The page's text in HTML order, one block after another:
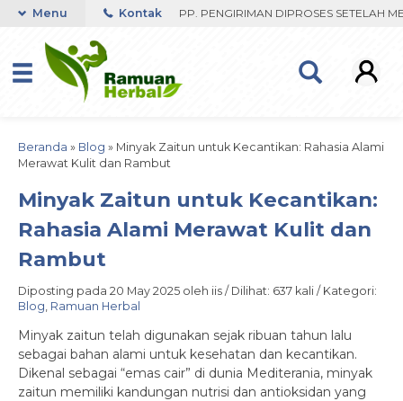
ORDER VIA WHATSAPP. PENGIRIMAN DIPROSES SETELAH
Menu Kontak
Beranda » Blog » Minyak Zaitun untuk Kecantikan: Rahasia Alami
Merawat Kulit dan Rambut
Minyak Zaitun untuk Kecantikan:
Rahasia Alami Merawat Kulit dan
Rambut
Diposting pada 20 May 2025 oleh iis / Dilihat: 637 kali / Kategori:
Blog, Ramuan Herbal
Minyak zaitun telah digunakan sejak ribuan tahun lalu
sebagai bahan alami untuk kesehatan dan kecantikan.
Dikenal sebagai “emas cair” di dunia Mediterania, minyak
zaitun memiliki kandungan nutrisi dan antioksidan yang